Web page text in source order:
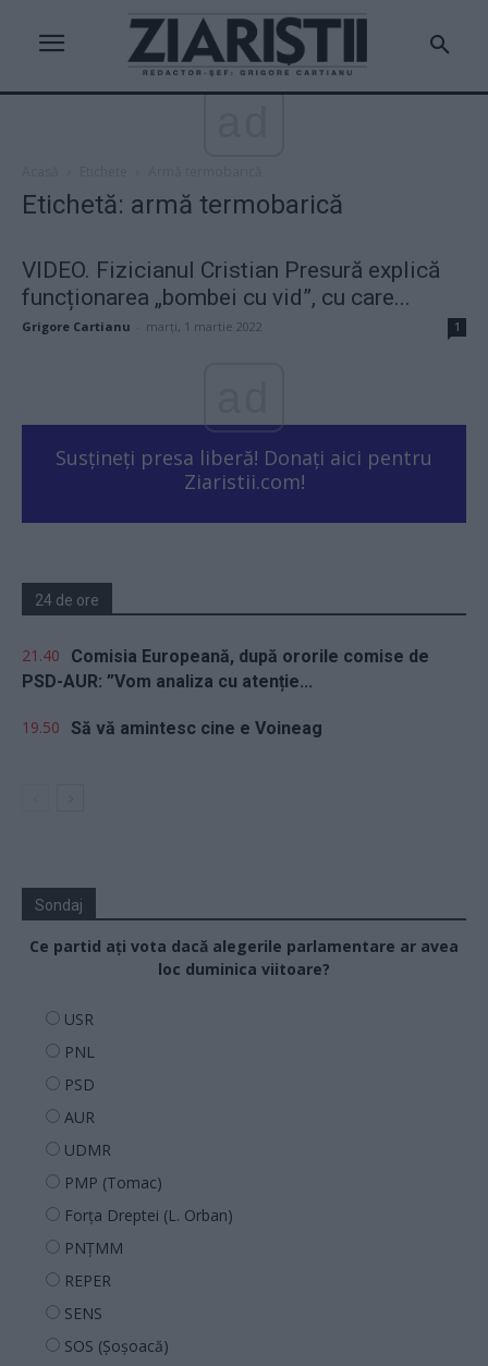
Etichetă: armă termobarică
VIDEO. Fizicianul Cristian Presură explică
funcționarea „bombei cu vid”, cu care...
Grigore Cartianu marți, 1 martie 2022 1
Susțineți presa liberă! Donați aici pentru
Ziaristii.com!
24 de ore
21.40
Comisia Europeană, după ororile comise de
PSD-AUR: ”Vom analiza cu atenție...
19.50 Să vă amintesc cine e Voineag
Sondaj
Ce partid ați vota dacă alegerile parlamentare ar avea
loc duminica viitoare?
USR
PNL
PSD
AUR
UDMR
PMP (Tomac)
Forța Dreptei (L. Orban)
PNȚMM
REPER
SENS
SOS (Șoșoacă)